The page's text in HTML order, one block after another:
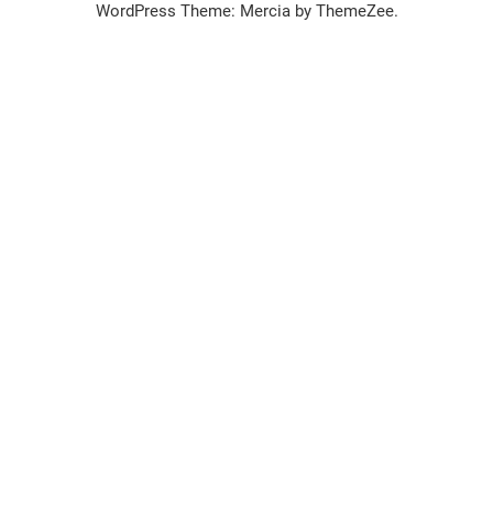
WordPress Theme: Mercia by ThemeZee.